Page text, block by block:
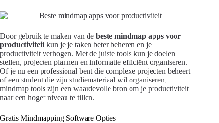
Door gebruik te maken van de beste mindmap apps voor
productiviteit kun je je taken beter beheren en je
productiviteit verhogen. Met de juiste tools kun je doelen
stellen, projecten plannen en informatie efficiënt organiseren.
Of je nu een professional bent die complexe projecten beheert
of een student die zijn studiemateriaal wil organiseren,
mindmap tools zijn een waardevolle bron om je productiviteit
naar een hoger niveau te tillen.
Gratis Mindmapping Software Opties